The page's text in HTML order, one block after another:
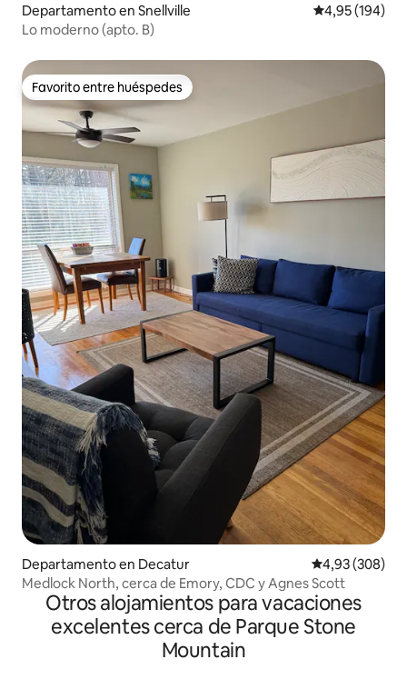
Departamento en Snellville Calificación
4,95 (194)
Lo moderno (apto. B)
Favorito entre huéspedes
Favorito entre huéspedes
Departamento en Decatur Calificación
4,93 (308)
Medlock North, cerca de Emory, CDC y Agnes Scott
Otros alojamientos para vacaciones
excelentes cerca de Parque Stone
Mountain